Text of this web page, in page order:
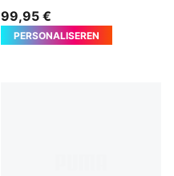
99,95 €
PERSONALISEREN